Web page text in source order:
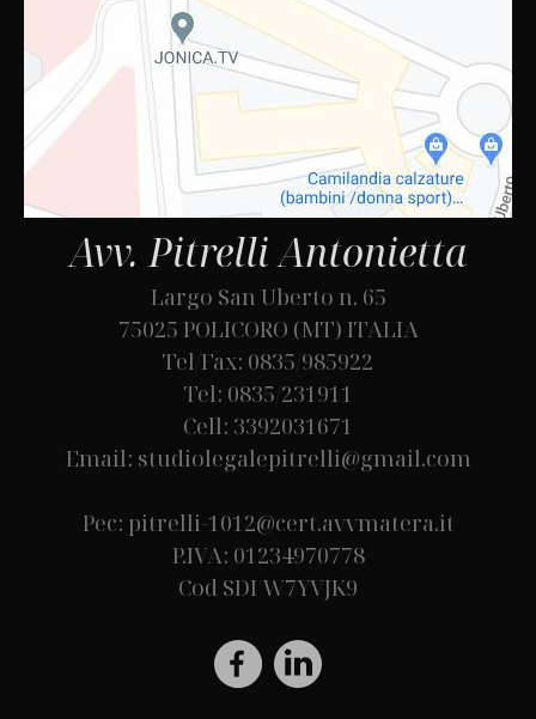
Avv. Pitrelli Antonietta
Largo San Uberto n. 65
75025 POLICORO (MT) ITALIA
Tel/Fax: 0835/985922
Tel: 0835/231911
Cell: 3392031671
Email: studiolegalepitrelli@gmail.com
Pec: pitrelli-1012@cert.avvmatera.it
P.IVA: 01234970778
Cod SDI W7YVJK9